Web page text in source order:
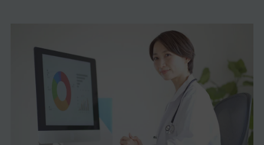
美容医療医師の転職お役立ちコンテンツ
美容クリニック見学・研修情報
美容外科・美容皮膚科の医師転職体験談
美容クリニックインタビュー